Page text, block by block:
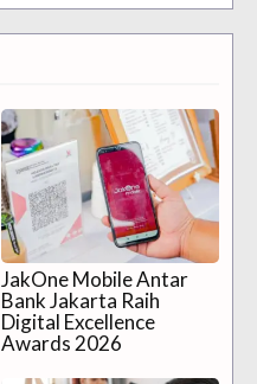
JakOne Mobile Antar
Bank Jakarta Raih
Digital Excellence
Awards 2026